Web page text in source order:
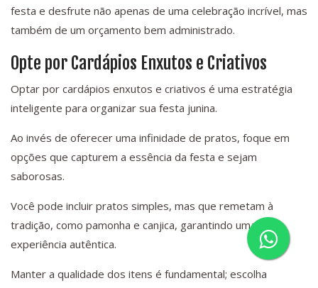
festa e desfrute não apenas de uma celebração incrível, mas
também de um orçamento bem administrado.
Opte por Cardápios Enxutos e Criativos
Optar por cardápios enxutos e criativos é uma estratégia
inteligente para organizar sua festa junina.
Ao invés de oferecer uma infinidade de pratos, foque em
opções que capturem a essência da festa e sejam
saborosas.
Você pode incluir pratos simples, mas que remetam à
tradição, como pamonha e canjica, garantindo uma
experiência autêntica.
Manter a qualidade dos itens é fundamental; escolha